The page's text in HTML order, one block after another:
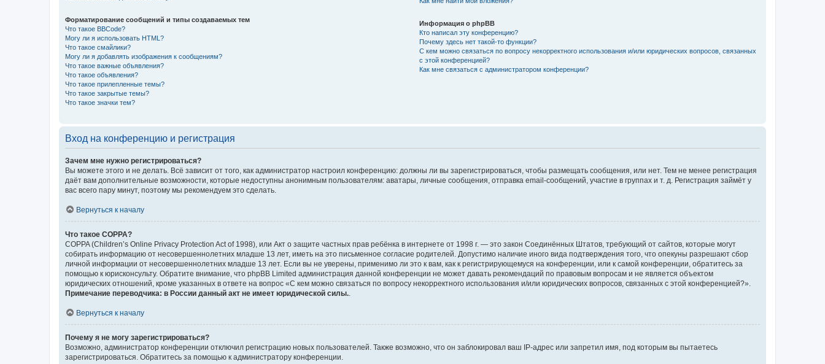
Форматирование сообщений и типы создаваемых тем
Что такое BBCode?
Могу ли я использовать HTML?
Что такое смайлики?
Могу ли я добавлять изображения к сообщениям?
Что такое важные объявления?
Что такое объявления?
Что такое прилепленные темы?
Что такое закрытые темы?
Что такое значки тем?
Информация о phpBB
Кто написал эту конференцию?
Почему здесь нет такой-то функции?
С кем можно связаться по вопросу некорректного использования и/или юридических вопросов, связанных
с этой конференцией?
Как мне связаться с администратором конференции?
Вход на конференцию и регистрация
Зачем мне нужно регистрироваться?
Вы можете этого и не делать. Всё зависит от того, как администратор настроил конференцию: должны ли вы зарегистрироваться, чтобы размещать сообщения, или нет. Тем не менее регистрация
даёт вам дополнительные возможности, которые недоступны анонимным пользователям: аватары, личные сообщения, отправка email-сообщений, участие в группах и т. д. Регистрация займёт у
вас всего пару минут, поэтому мы рекомендуем это сделать.
Вернуться к началу
Что такое COPPA?
COPPA (Children’s Online Privacy Protection Act of 1998), или Акт о защите частных прав ребёнка в интернете от 1998 г. — это закон Соединённых Штатов, требующий от сайтов, которые могут
собирать информацию от несовершеннолетних младше 13 лет, иметь на это письменное согласие родителей. Допустимо наличие иного вида подтверждения того, что опекуны разрешают сбор
личной информации от несовершеннолетних младше 13 лет. Если вы не уверены, применимо ли это к вам, как к регистрирующемуся на конференции, или к самой конференции, обратитесь за
помощью к юрисконсульту. Обратите внимание, что phpBB Limited администрация данной конференции не может давать рекомендаций по правовым вопросам и не является объектом
юридических отношений, кроме указанных в ответе на вопрос «С кем можно связаться по вопросу некорректного использования и/или юридических вопросов, связанных с этой конференцией?».
Примечание переводчика: в России данный акт не имеет юридической силы.
Вернуться к началу
Почему я не могу зарегистрироваться?
Возможно, администратор конференции отключил регистрацию новых пользователей. Также возможно, что он заблокировал ваш IP-адрес или запретил имя, под которым вы пытаетесь
зарегистрироваться. Обратитесь за помощью к администратору конференции.